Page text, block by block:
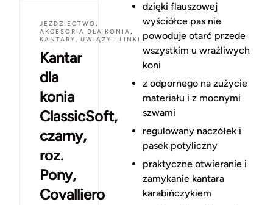
JEŹDZIECTWO,
AKCESORIA DLA KONIA,
KANTARY, UWIĄZY I LINKI
Kantar
dla
konia
ClassicSoft,
czarny,
roz.
Pony,
Covalliero
dzięki flauszowej
wyściółce pas nie
powoduje otarć przede
wszystkim u wrażliwych
koni
z odpornego na zużycie
materiału i z mocnymi
szwami
regulowany naczółek i
pasek potyliczny
praktyczne otwieranie i
zamykanie kantara
karabińczykiem